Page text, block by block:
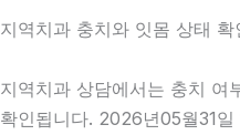
지역치과 충치와 잇몸 상태 확
지역치과 상담에서는 충치 여
확인됩니다. 2026년05월31